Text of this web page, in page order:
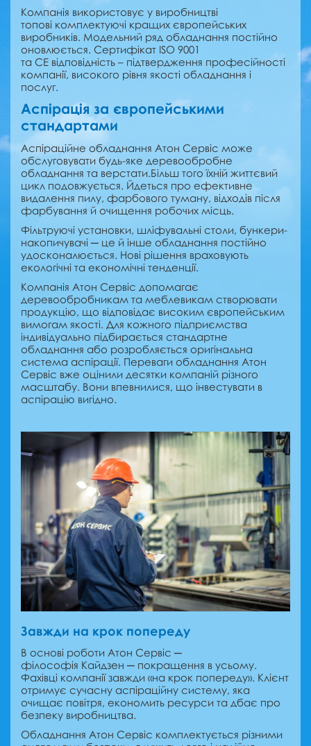
Компанія використовує у виробництві
топові комплектуючі кращих європейських
виробників. Модельний ряд обладнання постійно
оновлюється. Сертифікат ISO 9001
та СЕ відповідність – підтвердження професійності
компанії, високого рівня якості обладнання і
послуг.
Аспірація за європейськими
стандартами
Аспіраційне обладнання Атон Сервіс може
обслуговувати будь-яке деревообробне
обладнання та верстати.Більш того їхній життєвий
цикл подовжується. Йдеться про ефективне
видалення пилу, фарбового туману, відходів після
фарбування й очищення робочих місць.
Фільтруючі установки, шліфувальні столи, бункери-
накопичувачі ─ це й інше обладнання постійно
удосконалюється. Нові рішення враховують
екологічні та економічні тенденції.
Компанія Атон Сервіс допомагає
деревообробникам та меблевикам створювати
продукцію, що відповідає високим європейським
вимогам якості. Для кожного підприємства
індивідуально підбирається стандартне
обладнання або розробляється оригінальна
система аспірації. Переваги обладнання Атон
Сервіс вже оцінили десятки компаній різного
масштабу. Вони впевнилися, що інвестувати в
аспірацію вигідно.
Завжди на крок попереду
В основі роботи Атон Сервіс ─
філософія Кайдзен ─ покращення в усьому.
Фахівці компанії завжди «на крок попереду». Клієнт
отримує сучасну аспіраційну систему, яка
очищає повітря, економить ресурси та дбає про
безпеку виробництва.
Обладнання Атон Сервіс комплектується різними